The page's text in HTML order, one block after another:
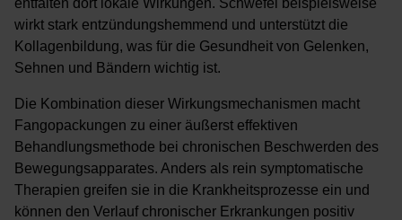
wirkt stark entzündungshemmend und unterstützt die
Kollagenbildung, was für die Gesundheit von Gelenken,
Sehnen und Bändern wichtig ist.
Die Kombination dieser Wirkungsmechanismen macht
Fangopackungen zu einer äußerst effektiven
Behandlungsmethode bei chronischen Beschwerden des
Bewegungsapparates. Anders als rein symptomatische
Therapien greifen sie in die Krankheitsprozesse ein und
können den Verlauf chronischer Erkrankungen positiv